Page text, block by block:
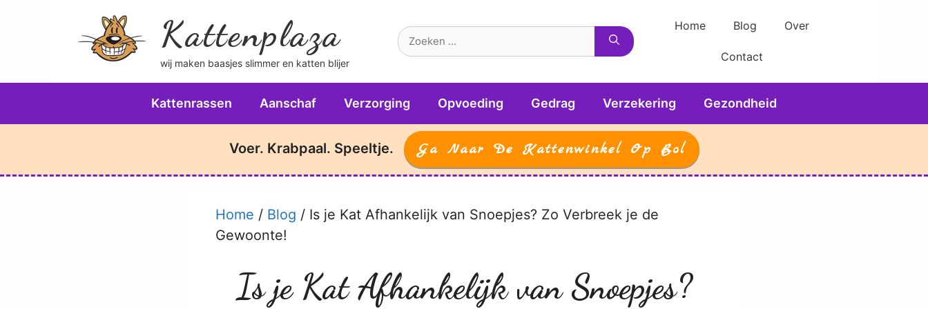
Kattenplaza
wij maken baasjes slimmer en katten blijer
Home Blog Over
Contact
Kattenrassen Aanschaf Verzorging Opvoeding Gedrag Verzekering Gezondheid
Voer. Krabpaal. Speeltje. Ga Naar De Kattenwinkel Op Bol
Home / Blog / Is je Kat Afhankelijk van Snoepjes? Zo Verbreek je de
Gewoonte!
Is je Kat Afhankelijk van Snoepjes?